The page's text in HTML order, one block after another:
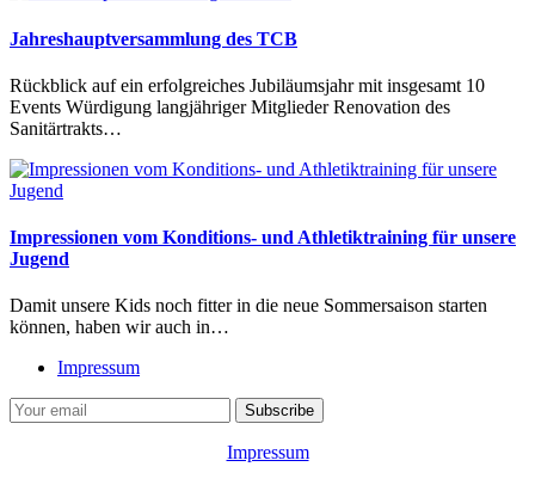
Jahreshauptversammlung des TCB
Rückblick auf ein erfolgreiches Jubiläumsjahr mit insgesamt 10
Events Würdigung langjähriger Mitglieder Renovation des
Sanitärtrakts…
Impressionen vom Konditions- und Athletiktraining für unsere
Jugend
Damit unsere Kids noch fitter in die neue Sommersaison starten
können, haben wir auch in…
Impressum
Impressum